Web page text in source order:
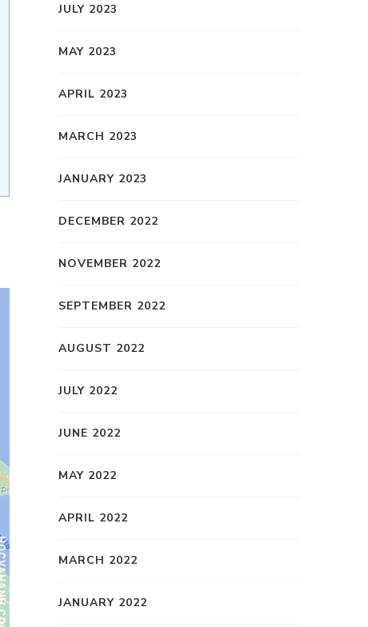
JULY 2023
MAY 2023
APRIL 2023
MARCH 2023
JANUARY 2023
DECEMBER 2022
NOVEMBER 2022
SEPTEMBER 2022
AUGUST 2022
JULY 2022
JUNE 2022
MAY 2022
APRIL 2022
MARCH 2022
JANUARY 2022